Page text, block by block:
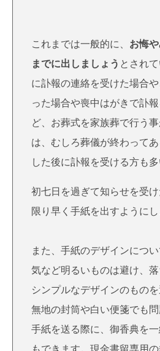
これまでは一般的に、 お悔
までに出しましょう とされ
に訃報の連絡を受けた場合
った場合や喪中はがきで訃
ど、お葬式を家族葬で行う
は、むしろ葬儀が終わって
した後に訃報を受ける方も多
初七日を過ぎて知らせを受
限り早く手紙を出すようにし
また、手紙のデザインにつ
気など明るいものは避け、
シンプルなデザインのもの
無地の封筒や白い便箋でも問
手紙を送る際に、御香典を
もできます。現金書留専用